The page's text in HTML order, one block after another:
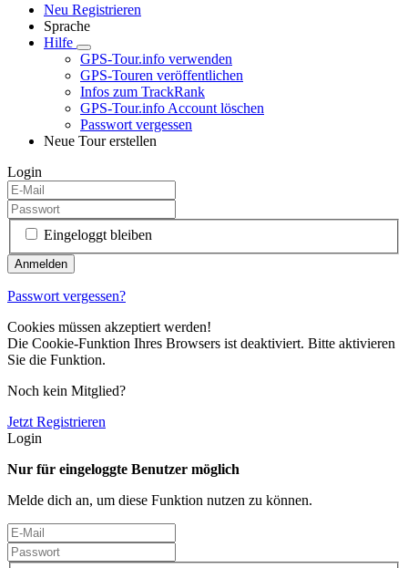
Neu Registrieren
Sprache
Hilfe
GPS-Tour.info verwenden
GPS-Touren veröffentlichen
Infos zum TrackRank
GPS-Tour.info Account löschen
Passwort vergessen
Neue Tour erstellen
Login
Eingeloggt bleiben
Passwort vergessen?
Cookies müssen akzeptiert werden!
Die Cookie-Funktion Ihres Browsers ist deaktiviert. Bitte aktivieren
Sie die Funktion.
Noch kein Mitglied?
Jetzt Registrieren
Login
Nur für eingeloggte Benutzer möglich
Melde dich an, um diese Funktion nutzen zu können.